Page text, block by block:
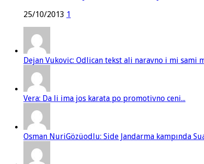
25/10/2013 1
Dejan Vukovic: Odlican tekst ali naravno i mi sami
Vera: Da li ima jos karata po promotivno ceni...
Osman NuriGözüodlu: Side Jandarma kampında